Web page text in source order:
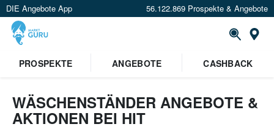
DIE Angebote App 56.122.869 Prospekte & Angebote
Standort festlegen
PROSPEKTE ANGEBOTE CASHBACK
WÄSCHENSTÄNDER ANGEBOTE &
AKTIONEN BEI HIT